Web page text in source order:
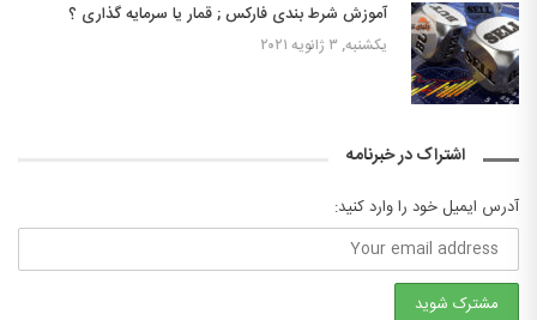
آموزش شرط بندی فارکس ; قمار یا سرمایه گذاری ؟
یکشنبه, ۳ ژانویه ۲۰۲۱
اشتراک در خبرنامه
آدرس ایمیل خود را وارد کنید: